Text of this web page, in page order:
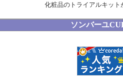
化粧品のトライアルキット
ソンバーユ